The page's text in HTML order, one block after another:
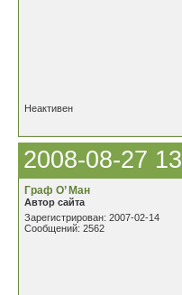
Неактивен
2008-08-27
Граф О’ Ман
Автор сайта
Зарегистрирован: 2007-02-14
Сообщений: 2562